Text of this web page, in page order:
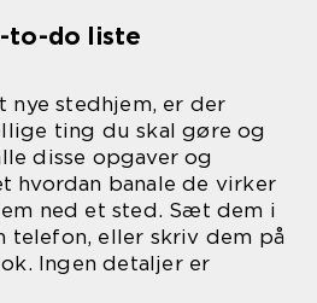
to-do liste
stedhjem, er der
ting du skal gøre og
disse opgaver og
hvordan banale de virker
ned et sted. Sæt dem i
telefon, eller skriv dem på
Ingen detaljer er